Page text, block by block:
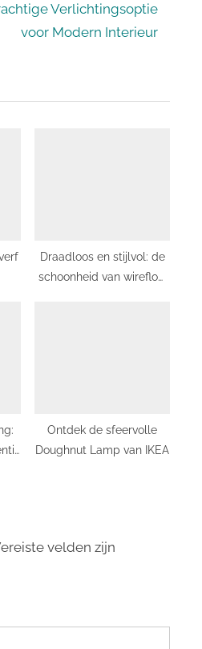
Verlichtingsoptie
voor Modern Interieur
Draadloos en stijlvol: de
schoonheid van wireflow
Ontdek de sfeervolle
Doughnut Lamp van IKEA
velden zijn